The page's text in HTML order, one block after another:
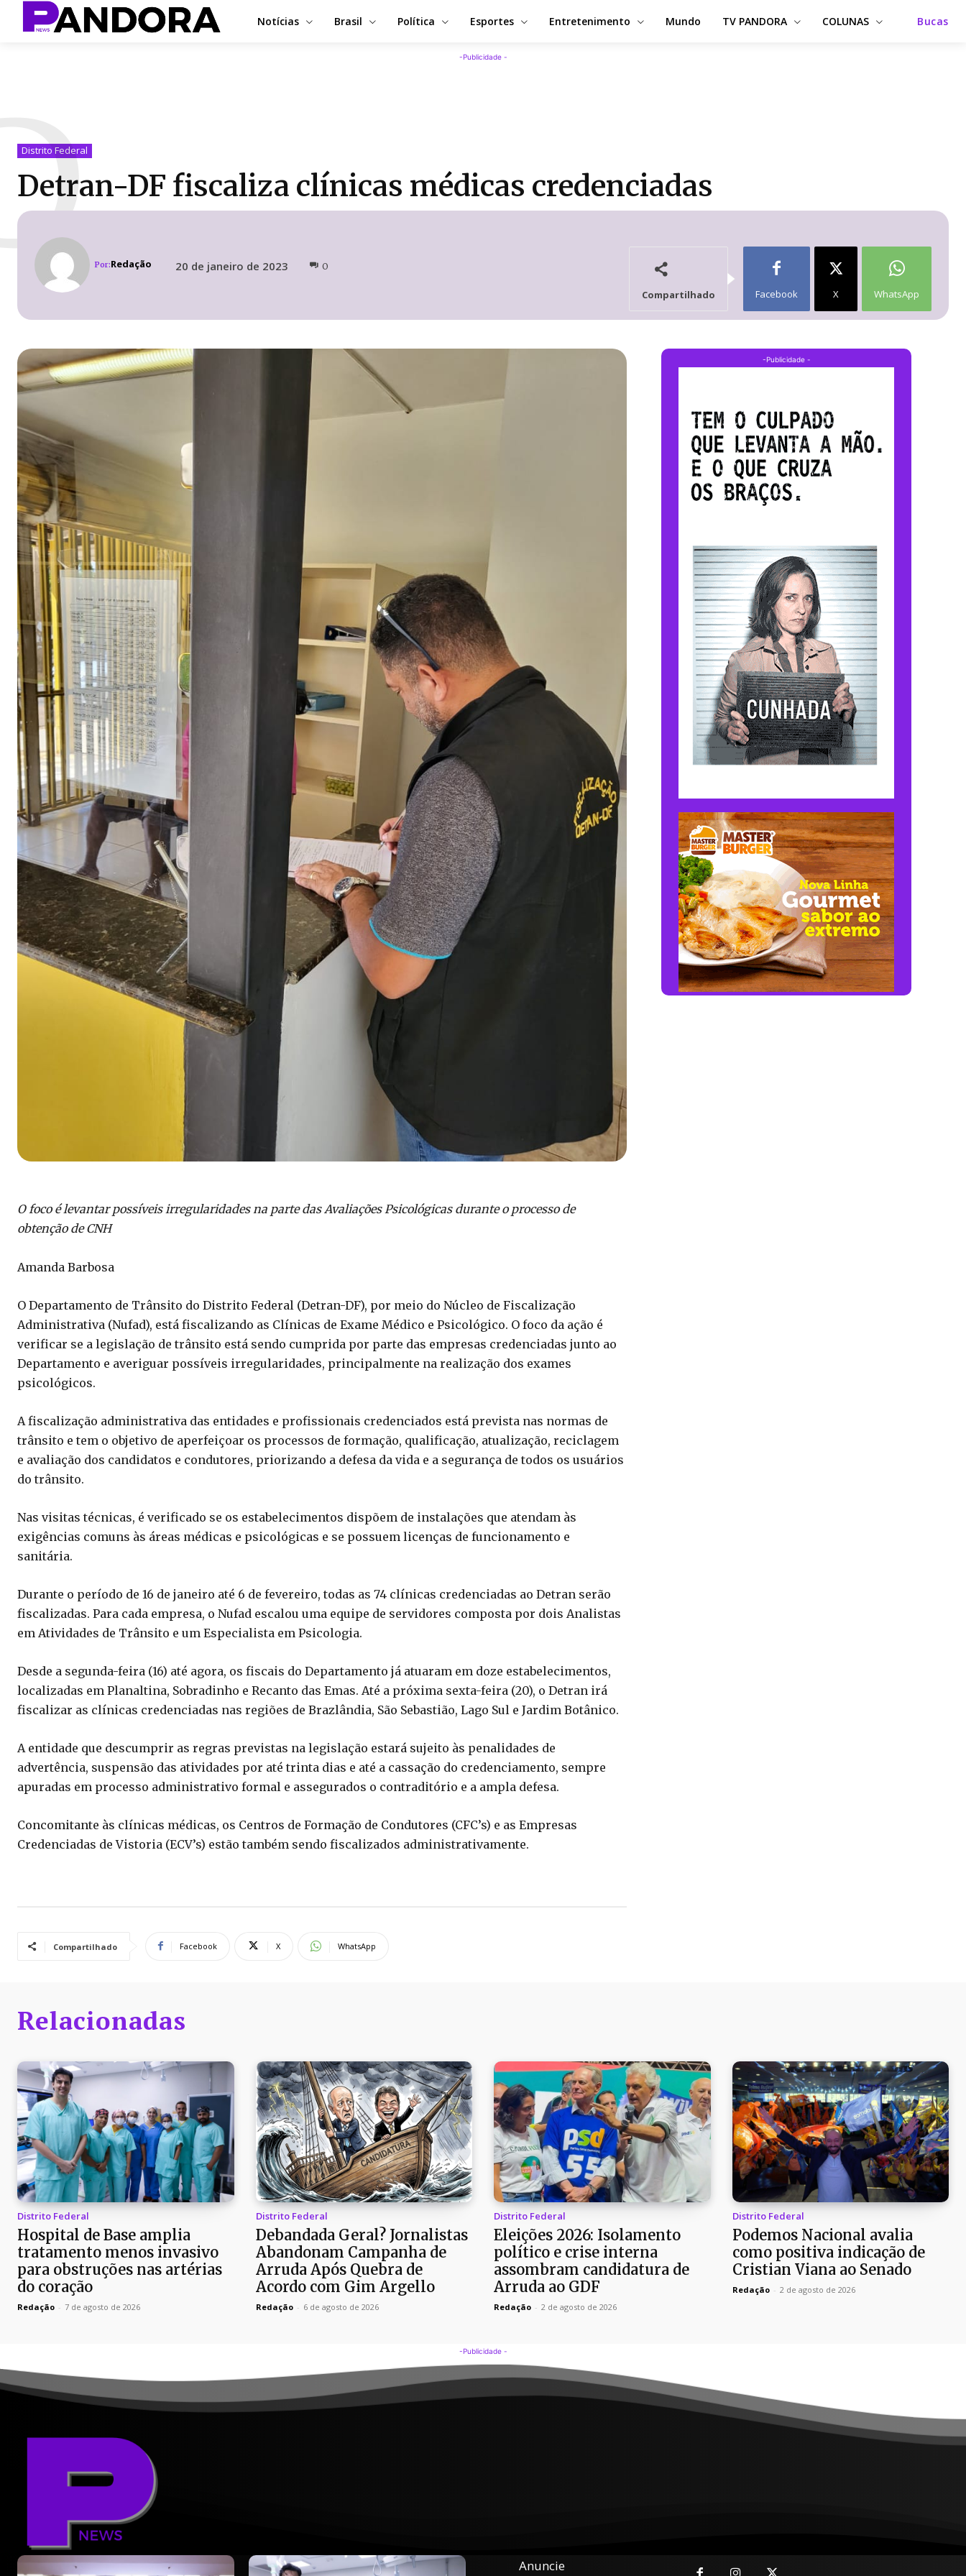
Notícias Brasil Política Esportes Entretenimento Mundo TV PANDORA COLUNAS Bucas
-Publicidade -
Distrito Federal
Detran-DF fiscaliza clínicas médicas credenciadas
Por:Redação 20 de janeiro de 2023 0
Compartilhado Facebook X WhatsApp
O foco é levantar possíveis irregularidades na parte das Avaliações Psicológicas durante o processo de
obtenção de CNH
Amanda Barbosa
O Departamento de Trânsito do Distrito Federal (Detran-DF), por meio do Núcleo de Fiscalização
Administrativa (Nufad), está fiscalizando as Clínicas de Exame Médico e Psicológico. O foco da ação é
verificar se a legislação de trânsito está sendo cumprida por parte das empresas credenciadas junto ao
Departamento e averiguar possíveis irregularidades, principalmente na realização dos exames
psicológicos.
A fiscalização administrativa das entidades e profissionais credenciados está prevista nas normas de
trânsito e tem o objetivo de aperfeiçoar os processos de formação, qualificação, atualização, reciclagem
e avaliação dos candidatos e condutores, priorizando a defesa da vida e a segurança de todos os usuários
do trânsito.
Nas visitas técnicas, é verificado se os estabelecimentos dispõem de instalações que atendam às
exigências comuns às áreas médicas e psicológicas e se possuem licenças de funcionamento e
sanitária.
Durante o período de 16 de janeiro até 6 de fevereiro, todas as 74 clínicas credenciadas ao Detran serão
fiscalizadas. Para cada empresa, o Nufad escalou uma equipe de servidores composta por dois Analistas
em Atividades de Trânsito e um Especialista em Psicologia.
Desde a segunda-feira (16) até agora, os fiscais do Departamento já atuaram em doze estabelecimentos,
localizadas em Planaltina, Sobradinho e Recanto das Emas. Até a próxima sexta-feira (20), o Detran irá
fiscalizar as clínicas credenciadas nas regiões de Brazlândia, São Sebastião, Lago Sul e Jardim Botânico.
A entidade que descumprir as regras previstas na legislação estará sujeito às penalidades de
advertência, suspensão das atividades por até trinta dias e até a cassação do credenciamento, sempre
apuradas em processo administrativo formal e assegurados o contraditório e a ampla defesa.
Concomitante às clínicas médicas, os Centros de Formação de Condutores (CFC’s) e as Empresas
Credenciadas de Vistoria (ECV’s) estão também sendo fiscalizados administrativamente.
Compartilhado Facebook X WhatsApp
-Publicidade -
Relacionadas
Distrito Federal
Hospital de Base amplia
tratamento menos invasivo
para obstruções nas artérias
do coração
Redação - 7 de agosto de 2026
Distrito Federal
Debandada Geral? Jornalistas
Abandonam Campanha de
Arruda Após Quebra de
Acordo com Gim Argello
Redação - 6 de agosto de 2026
Distrito Federal
Eleições 2026: Isolamento
político e crise interna
assombram candidatura de
Arruda ao GDF
Redação - 2 de agosto de 2026
Distrito Federal
Podemos Nacional avalia
como positiva indicação de
Cristian Viana ao Senado
Redação - 2 de agosto de 2026
-Publicidade -
Anuncie